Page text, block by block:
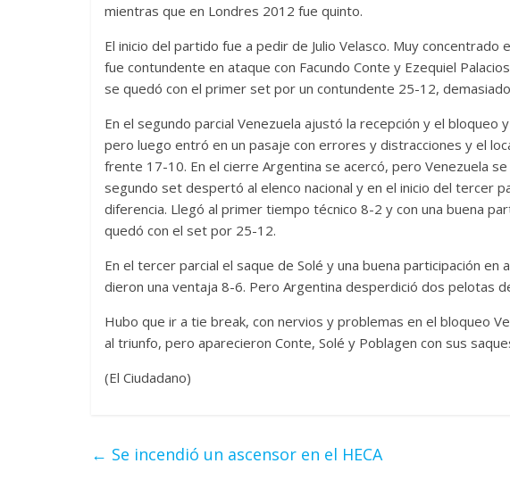
mientras que en Londres 2012 fue quinto.
El inicio del partido fue a pedir de Julio Velasco. Muy
fue contundente en ataque con Facundo Conte y Ezequiel
se quedó con el primer set por un contundente 25-12,
En el segundo parcial Venezuela ajustó la recepción y el bloqueo
pero luego entró en un pasaje con errores y distracciones y el
frente 17-10. En el cierre Argentina se acercó, pero Venezuela
segundo set despertó al elenco nacional y en el inicio del tercer
diferencia. Llegó al primer tiempo técnico 8-2 y con una buena
quedó con el set por 25-12.
En el tercer parcial el saque de Solé y una buena participación
dieron una ventaja 8-6. Pero Argentina desperdició dos pelotas
Hubo que ir a tie break, con nervios y problemas en el bloqueo
al triunfo, pero aparecieron Conte, Solé y Poblagen con sus
(El Ciudadano)
← Se incendió un ascensor en el HECA